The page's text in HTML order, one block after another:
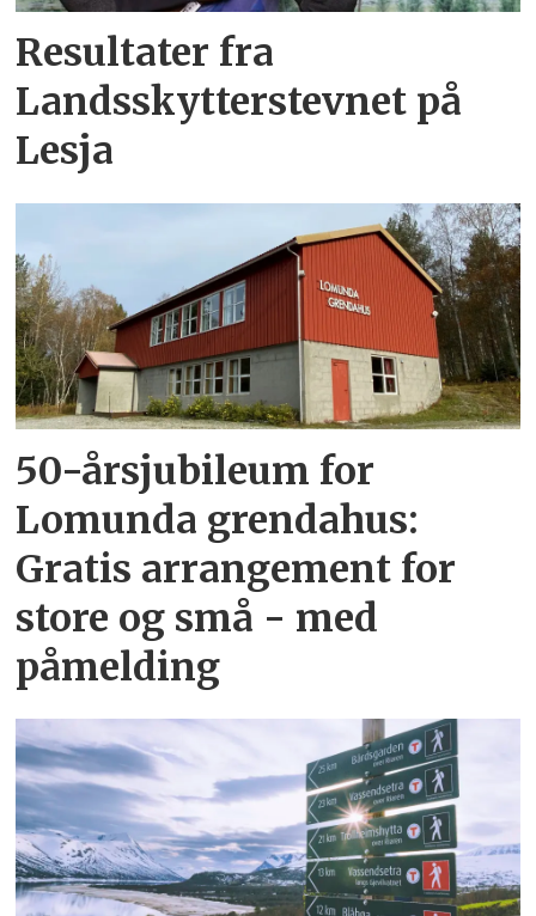
Resultater fra
Landsskytterstevnet på
Lesja
50-årsjubileum for
Lomunda grendahus:
Gratis arrangement for
store og små - med
påmelding